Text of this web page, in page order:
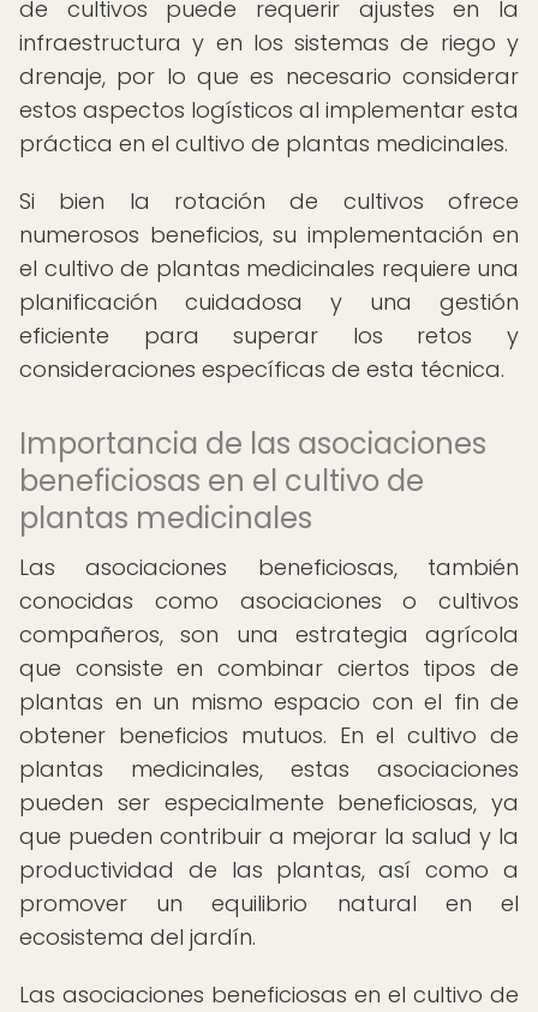
de cultivos puede requerir ajustes en la
infraestructura y en los sistemas de riego y
drenaje, por lo que es necesario considerar
estos aspectos logísticos al implementar esta
práctica en el cultivo de plantas medicinales.
Si bien la rotación de cultivos ofrece
numerosos beneficios, su implementación en
el cultivo de plantas medicinales requiere una
planificación cuidadosa y una gestión
eficiente para superar los retos y
consideraciones específicas de esta técnica.
Importancia de las asociaciones
beneficiosas en el cultivo de
plantas medicinales
Las asociaciones beneficiosas, también
conocidas como asociaciones o cultivos
compañeros, son una estrategia agrícola
que consiste en combinar ciertos tipos de
plantas en un mismo espacio con el fin de
obtener beneficios mutuos. En el cultivo de
plantas medicinales, estas asociaciones
pueden ser especialmente beneficiosas, ya
que pueden contribuir a mejorar la salud y la
productividad de las plantas, así como a
promover un equilibrio natural en el
ecosistema del jardín.
Las asociaciones beneficiosas en el cultivo de